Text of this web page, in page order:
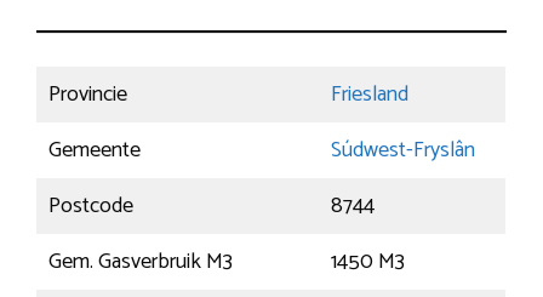
Provincie
Friesland
Gemeente
Súdwest-Fryslân
Postcode
8744
Gem. Gasverbruik M3
1450 M3